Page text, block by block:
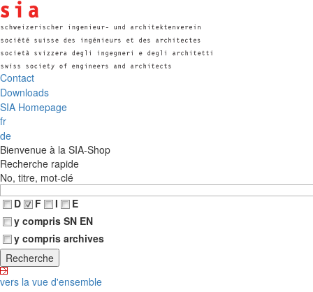
Contact
Downloads
SIA Homepage
fr
de
Bienvenue à la SIA-Shop
Recherche rapide
No, titre, mot-clé
D
F I
E
y compris SN EN
y compris archives
vers la vue d'ensemble